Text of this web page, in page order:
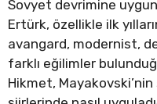
Sovyet devrimine
Ertürk, özellikle ilk
avangard, modernist,
farklı eğilimler
Hikmet,